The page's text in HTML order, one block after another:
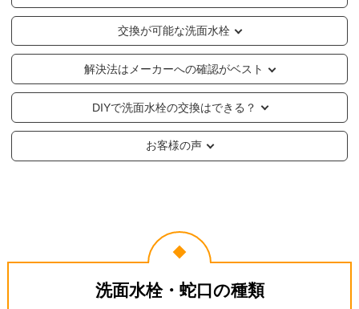
交換が可能な洗面水栓
解決法はメーカーへの確認がベスト
DIYで洗面水栓の交換はできる？
お客様の声
洗面水栓・蛇口の種類